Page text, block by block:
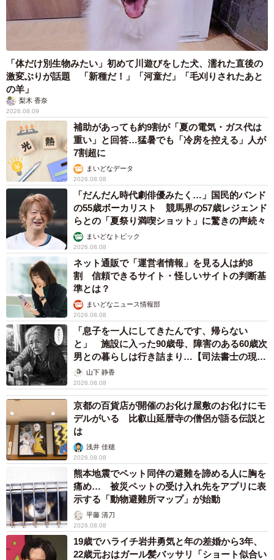
また、放課後に学校施設を活用し、保護者の就労にかかわ
らず、希望する全ての子どもへの安心安全で、多様な体験
機会と学びの機会のある居場所に対しては、78.4%の人が
「通わせたい」と回答しています。
回答者からは、「中学年になると学童から追い出されるの
で居場所が必要」「親が日中就労していると、してあげら
れることに制限があり、様々なことを体験できる場があっ
てほしい」「居場所確保、時間の有効利用の意味で習い事
に通わせているが、友達や家族以外の大人と安全に楽しく
過ごすことも子どもの健全育成には必要」といった声が寄
せられていたそうです。
「体だけ別生物みたい」初めて川遊びをした犬、濡れた直後の
激変ぶりが話題 「新種だ！」「河童だ」「毛刈りされたあと
の羊」
梨木 香奈
2026.08.09
補助があっても約9割が「夏の電気・ガス代は
重い」と回答…猛暑でも「冷房を控える」人が
7割超に
まいどなデータ
2026.08.08
「だんだん時代劇俳優みたく…」国民的バンド
の55歳ボーカリスト 競馬界の57歳レジェンド
らとの「夏祭り満喫ショット」に驚きの声続々
まいどなトピック
2026.08.08
ネット通販で「運営者情報」を見る人は約8
割 信頼できるサイト・怪しいサイトの判断基
準とは？
まいどなニュース情報部
2026.08.08
「息子を一人にしてきたんです、帰らない
と」 施設に入った90歳母、障害のある60歳次
男との暮らしは行き詰まり…【司法書士の現場
から】山下 静香
2026.08.08
京都の百貨店が開催のお化け屋敷のお化けにモ
デルがいる 比叡山延暦寺の僧侶が語る伝説と
は
浅井 佳穂
2026.08.08
熊本地震でペット同伴の避難を諦める人に胸を
痛め… 被災ペットの受け入れ先をアプリに表
示する「動物避難所マップ」が始動
平藤 清刀
2026.08.08
19歳でハライチ岩井勇気と年の差婚から3年、
22歳元おはガール髪バッサリ「ショート似合い